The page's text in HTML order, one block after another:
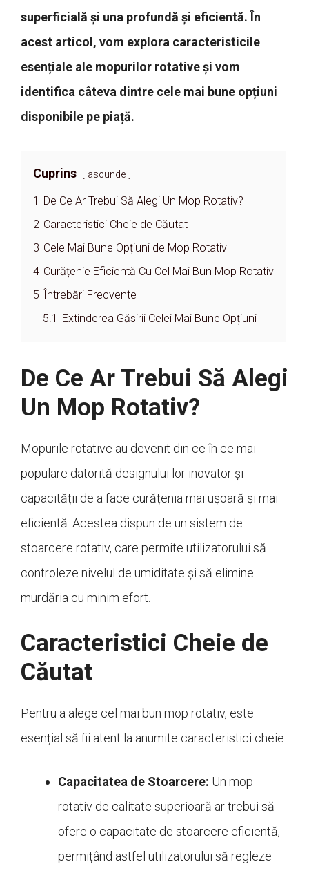
superficială și una profundă și eficientă. În
acest articol, vom explora caracteristicile
esențiale ale mopurilor rotative și vom
identifica câteva dintre cele mai bune opțiuni
disponibile pe piață.
Cuprins ascunde
1 De Ce Ar Trebui Să Alegi Un Mop Rotativ?
2 Caracteristici Cheie de Căutat
3 Cele Mai Bune Opțiuni de Mop Rotativ
4 Curățenie Eficientă Cu Cel Mai Bun Mop Rotativ
5 Întrebări Frecvente
5.1 Extinderea Găsirii Celei Mai Bune Opțiuni
De Ce Ar Trebui Să Alegi
Un Mop Rotativ?
Mopurile rotative au devenit din ce în ce mai
populare datorită designului lor inovator și
capacității de a face curățenia mai ușoară și mai
eficientă. Acestea dispun de un sistem de
stoarcere rotativ, care permite utilizatorului să
controleze nivelul de umiditate și să elimine
murdăria cu minim efort.
Caracteristici Cheie de
Căutat
Pentru a alege cel mai bun mop rotativ, este
esențial să fii atent la anumite caracteristici cheie:
Capacitatea de Stoarcere: Un mop
rotativ de calitate superioară ar trebui să
ofere o capacitate de stoarcere eficientă,
permițând astfel utilizatorului să regleze